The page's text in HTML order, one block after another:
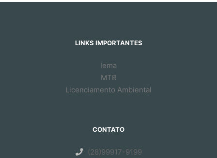
LINKS IMPORTANTES
Iema
MTR
Licenciamento Ambiental
CONTATO
(28)99917-9199